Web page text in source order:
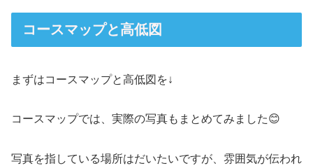
コースマップと高低図
まずはコースマップと高低図を↓
コースマップでは、実際の写真もまとめてみました😊
写真を指している場所はだいたいですが、雰囲気が伝われ